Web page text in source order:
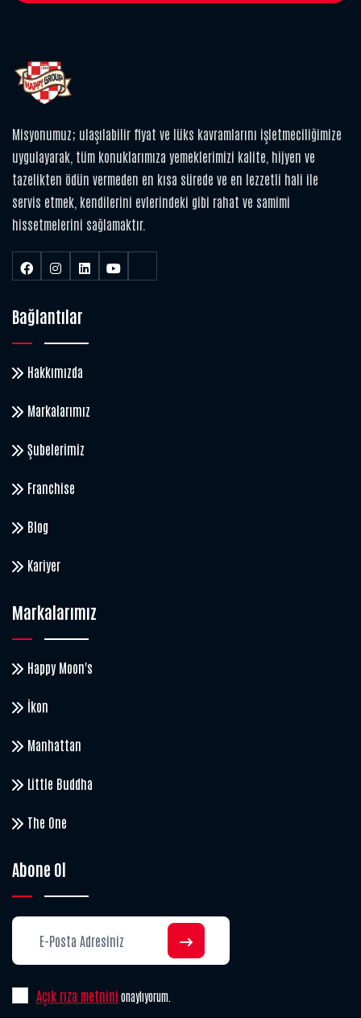
Misyonumuz; ulaşılabilir fiyat ve lüks kavramlarını işletmeciliğimize
uygulayarak, tüm konuklarımıza yemeklerimizi kalite, hijyen ve
tazelikten ödün vermeden en kısa sürede ve en lezzetli hali ile
servis etmek, kendilerini evlerindeki gibi rahat ve samimi
hissetmelerini sağlamaktır.
Bağlantılar
Hakkımızda
Markalarımız
Şubelerimiz
Franchise
Blog
Kariyer
Markalarımız
Happy Moon's
İkon
Manhattan
Little Buddha
The One
Abone Ol
Açık rıza metnini onaylıyorum.